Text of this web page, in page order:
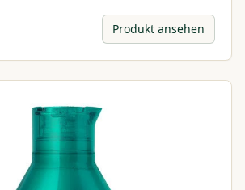
Produkt ansehen